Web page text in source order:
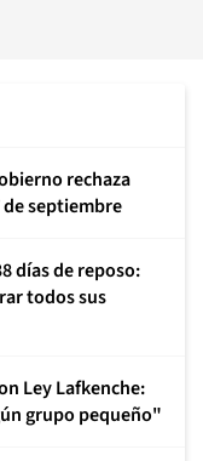
rechaza
de septiembre
días de reposo:
todos sus
Ley Lafkenche:
grupo pequeño"